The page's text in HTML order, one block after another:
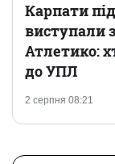
2 серпня 08:21
Карпати
виступали
Атлетико:
до УПЛ